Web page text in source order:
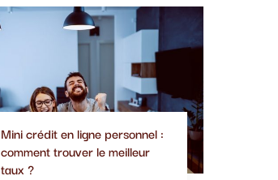
Mini crédit en ligne personnel :
comment trouver le meilleur
taux ?